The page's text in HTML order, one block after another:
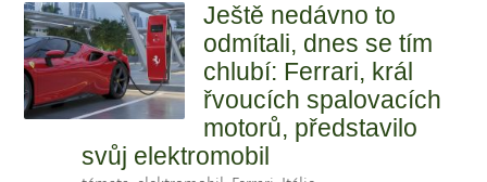
Ještě nedávno to
odmítali, dnes se tím
chlubí: Ferrari, král
řvoucích spalovacích
motorů, představilo
svůj elektromobil